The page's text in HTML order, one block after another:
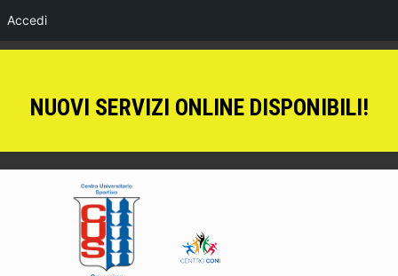
Accedi
NUOVI SERVIZI ONLINE DISPONIBILI!